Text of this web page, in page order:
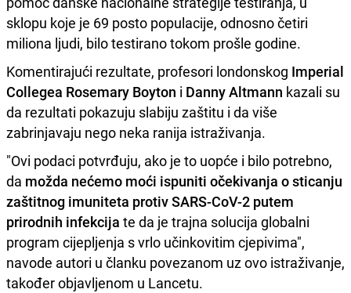
sklopu koje je 69 posto populacije, odnosno četiri
miliona ljudi, bilo testirano tokom prošle godine.
Komentirajući rezultate, profesori londonskog Imperial
Collegea Rosemary Boyton i Danny Altmann kazali su
da rezultati pokazuju slabiju zaštitu i da više
zabrinjavaju nego neka ranija istraživanja.
"Ovi podaci potvrđuju, ako je to uopće i bilo potrebno,
da možda nećemo moći ispuniti očekivanja o sticanju
zaštitnog imuniteta protiv SARS-CoV-2 putem
prirodnih infekcija te da je trajna solucija globalni
program cijepljenja s vrlo učinkovitim cjepivima",
navode autori u članku povezanom uz ovo istraživanje,
također objavljenom u Lancetu.